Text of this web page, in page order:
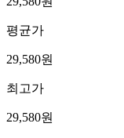
평균가
29,580원
최고가
29,580원